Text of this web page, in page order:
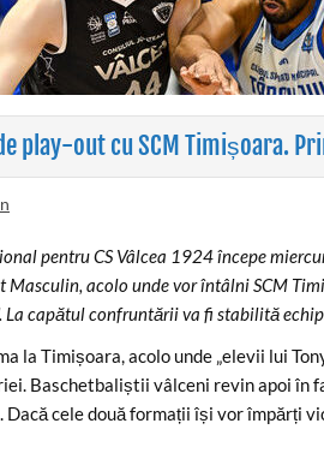
play-out cu SCM Timișoara.
pentru CS Vâlcea 1924 începe
Masculin, acolo unde vor întâlni SCM
La capătul confruntării va fi stabilită
la Timișoara, acolo unde „elevii lui
Baschetbaliștii vâlceni revin apoi în
Dacă cele două formații își vor împărți